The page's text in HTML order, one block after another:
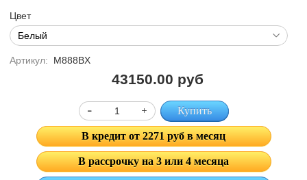
Цвет
Артикул: M888BX
43150.00 руб
Купить
В кредит от 2271 руб в месяц
В рассрочку на 3 или 4 месяца